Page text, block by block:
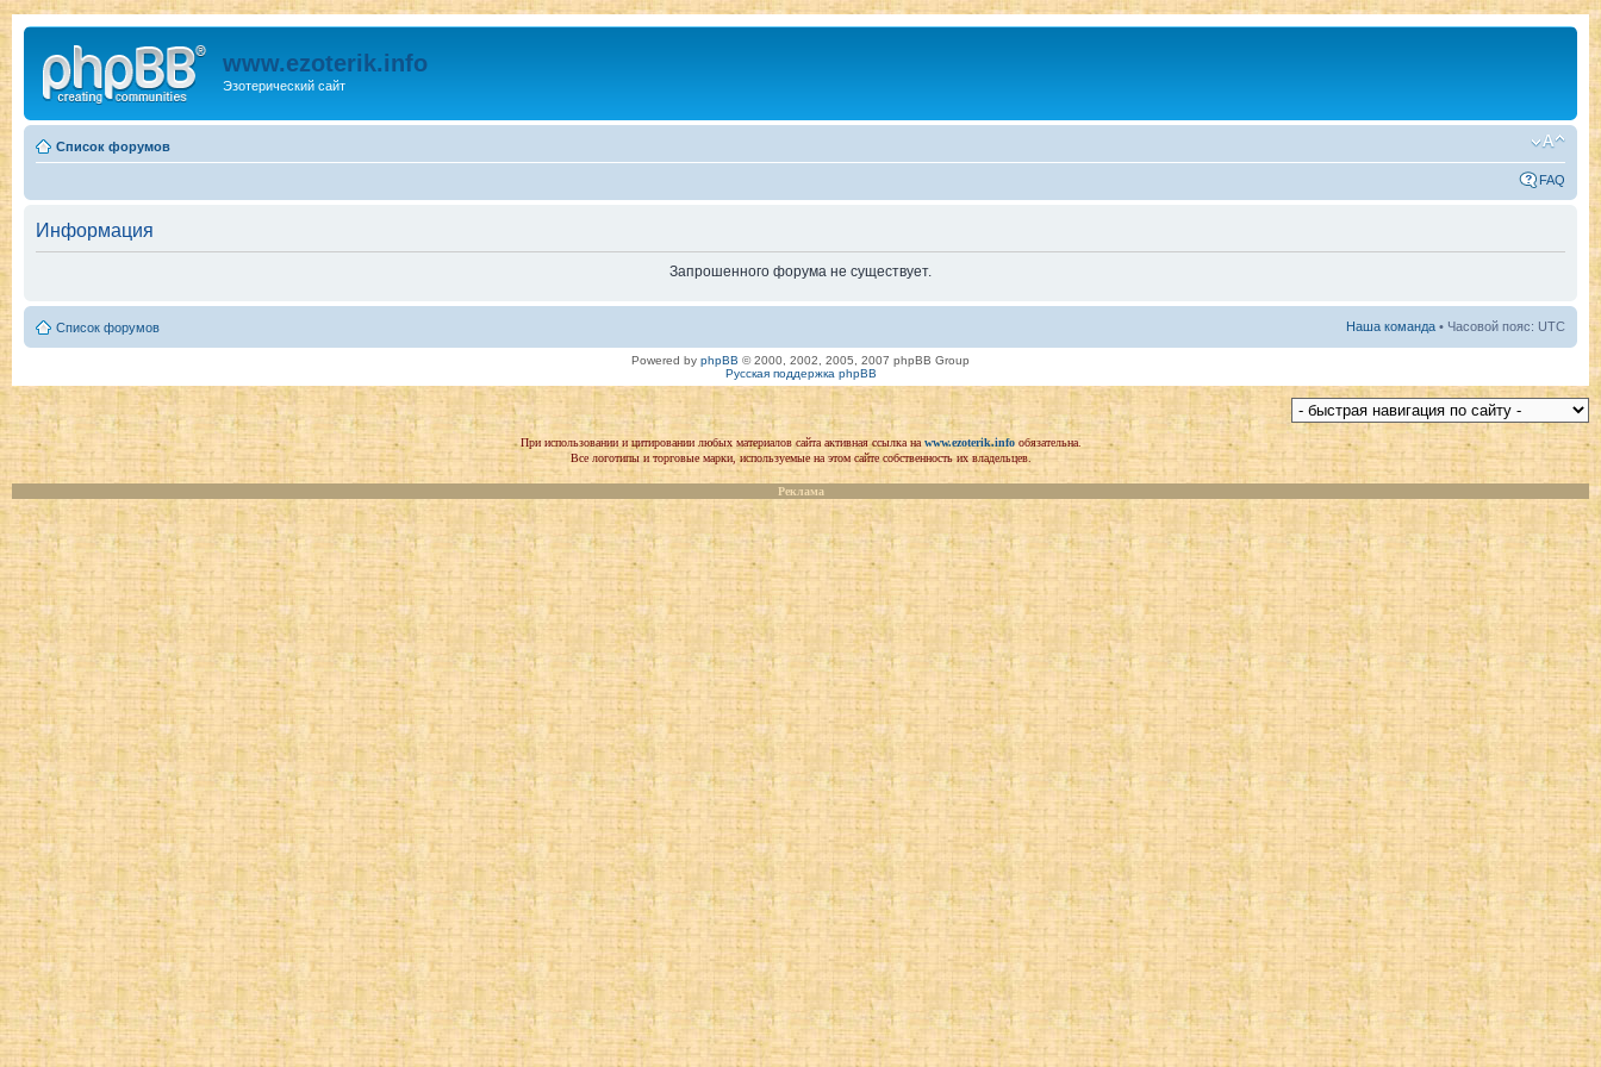
www.ezoterik.info
Эзотерический сайт
Список форумов
FAQ
Информация
Запрошенного форума не существует.
Список форумов Наша команда • Часовой пояс: UTC
Powered by phpBB © 2000, 2002, 2005, 2007 phpBB Group
Русская поддержка phpBB
При использовании и цитировании любых материалов сайта активная ссылка на www.ezoterik.infoобязательна.
Все логотипы и торговые марки, используемые на этом сайте собственность их владельцев.
Реклама